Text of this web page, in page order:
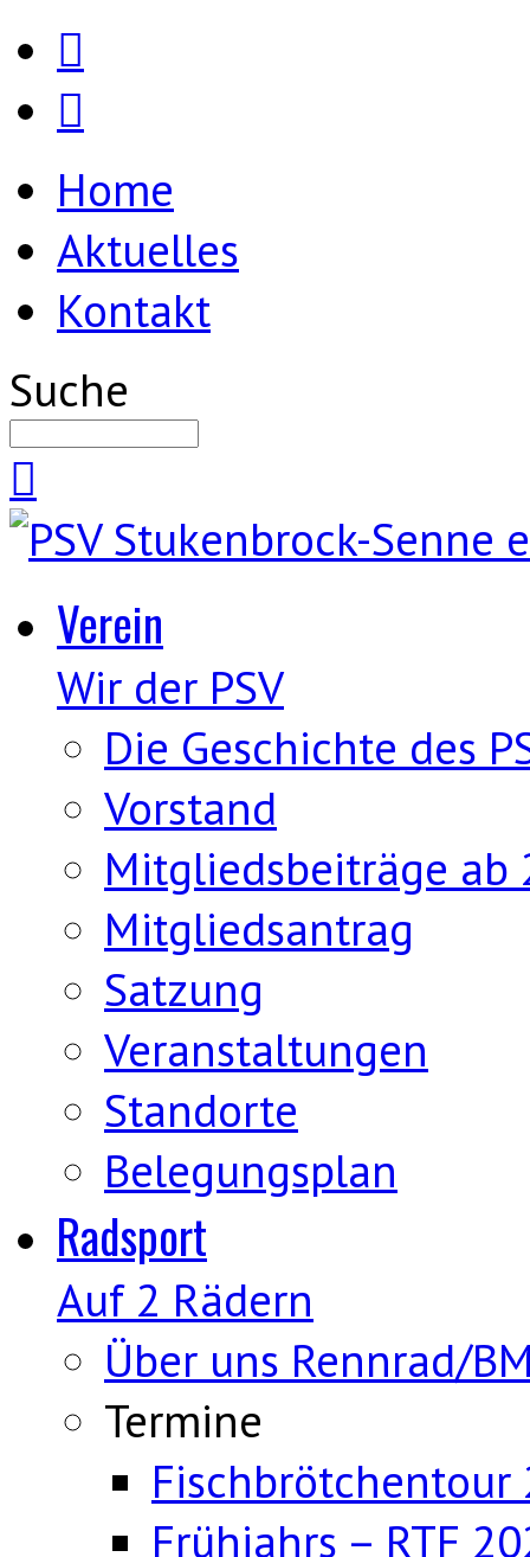
Home
Aktuelles
Kontakt
Suche
Verein
Wir der PSV
Die Geschichte des
Vorstand
Mitgliedsbeiträge ab
Mitgliedsantrag
Satzung
Veranstaltungen
Standorte
Belegungsplan
Radsport
Auf 2 Rädern
Über uns Rennrad/
Termine
Fischbrötchentour
Frühjahrs – RTF